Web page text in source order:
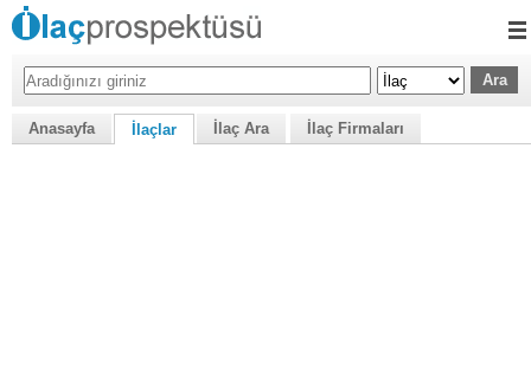
Anasayfa İlaçlar İlaç Ara İlaç Firmaları